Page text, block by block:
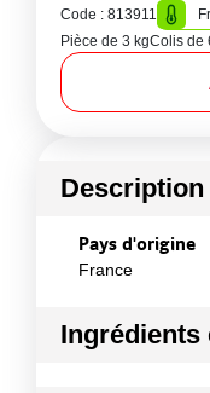
Code : 813911
Pièce de 3 kgColis de
Pays d'origine
France
Ingrédients